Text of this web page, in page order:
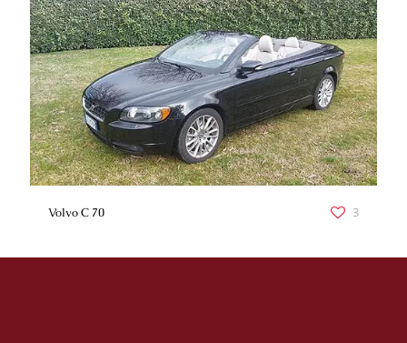
Volvo C 70 3